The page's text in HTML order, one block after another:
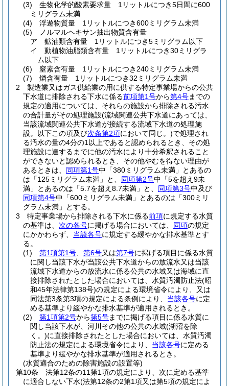
(3)
生物化学的酸素要求量 1リットルにつき5日間に600
ミリグラム未満
(4)
浮遊物質量 1リットルにつき600ミリグラム未満
(5)
ノルマルヘキサン抽出物質含有量
ア
鉱油類含有量 1リットルにつき5ミリグラム以下
イ
動植物油脂類含有量 1リットルにつき30ミリグラ
ム以下
(6)
窒素含有量 1リットルにつき240ミリグラム未満
(7)
燐含有量 1リットルにつき32ミリグラム未満
2
製造業又はガス供給業の用に供する特定事業場からの公共
下水道に排除される下水に係る前項第1号から第4号までの
規定の適用については、それらの施設から排除される汚水
の合計量がその処理施設(流域関連公共下水道にあっては、
当該流域関連公共下水道が接続する流域下水道の処理施
設。以下この項及び次条第2項において同じ。)で処理され
る汚水の量の4分の1以上であると認められるとき、その処
理施設に達するまでに他の汚水により十分希釈されること
ができないと認められるとき、その他やむを得ない理由が
あるときは、 同項第1号中「380ミリグラム未満」とあるの
は「125ミリグラム未満」と、 同項第2号中「5を超え9未
満」とあるのは「5.7を超え8.7未満」と、 同項第3号中及び
同項第4号中「600ミリグラム未満」とあるのは「300ミリ
グラム未満」とする。
3
特定事業場から排除される下水に係る前項に規定する水質
の基準は、 次の各号に掲げる場合においては、 同項の規定
にかかわらず、 当該各号に規定する緩やかな排水基準とす
る。
(1)
第1項第1号 第6号又は第7号に掲げる項目に係る水質
に関し当該下水が当該公共下水道からの放流水又は当該
流域下水道からの放流水に係る公共の水域又は海域に直
接排除されたとした場合においては、水質汚濁防止法(昭
和45年法律第138号)の規定による環境省令により、又は
同法第3条第3項の規定による条例により、 当該各号に定
める基準より緩やかな排水基準が適用されるとき。
(2)
第1項第2号から第5号までに掲げる項目に係る水質に
関し当該下水が、河川その他の公共の水域(湖沼を除
く。)に直接排除されたとした場合においては、水質汚濁
防止法の規定による環境省令により、 当該各号に定める
基準より緩やかな排水基準が適用されるとき。
(水質適合のための除害施設の設置等)
第10条
法第12条の11第1項の規定により、次に定める基準
に適合しない下水(法第12条の2第1項又は第5項の規定によ